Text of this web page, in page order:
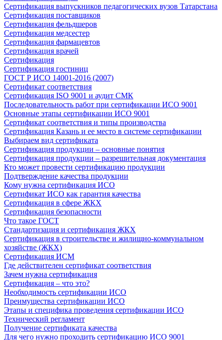
Сертификация выпускников педагогических вузов Татарстана
Сертификация поставщиков
Сертификация фельдшеров
Сертификация медсестер
Сертификация фармацевтов
Сертификация врачей
Сертификация
Сертификация гостиниц
ГОСТ Р ИСО 14001-2016 (2007)
Сертификат соответствия
Сертификация ISO 9001 и аудит СМК
Последовательность работ при сертификации ИСО 9001
Основные этапы сертификации ИСО 9001
Сертификат соответствия и типы производства
Сертификация Казань и ее место в системе сертификации
Выбираем вид сертификата
Сертификация продукции – основные понятия
Сертификация продукции – разрешительная документация
Кто может провести сертификацию продукции
Подтверждение качества продукции
Кому нужна сертификация ИСО
Сертификат ИСО как гарантия качества
Сертификация в сфере ЖКХ
Сертификация безопасности
Что такое ГОСТ
Стандартизация и сертификация ЖКХ
Сертификация в строительстве и жилищно-коммунальном
хозяйстве (ЖКХ)
Сертификация ИСМ
Где действителен сертификат соответствия
Зачем нужна сертификация
Сертификация – что это?
Необходимость сертификации ИСО
Преимущества сертификации ИСО
Этапы и специфика проведения сертификации ИСО
Технический регламент
Получение сертификата качества
Для чего нужно проходить сертификацию ИСО 9001